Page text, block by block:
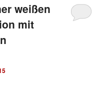
weißen
mit